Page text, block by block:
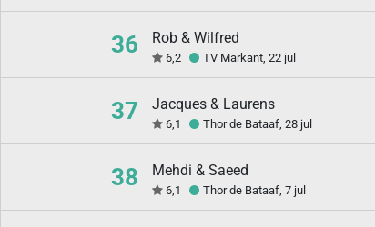
36 Rob & Wilfred
6,2 TV Markant, 22 jul
37 Jacques & Laurens
6,1 Thor de Bataaf, 28 jul
38 Mehdi & Saeed
6,1 Thor de Bataaf, 7 jul